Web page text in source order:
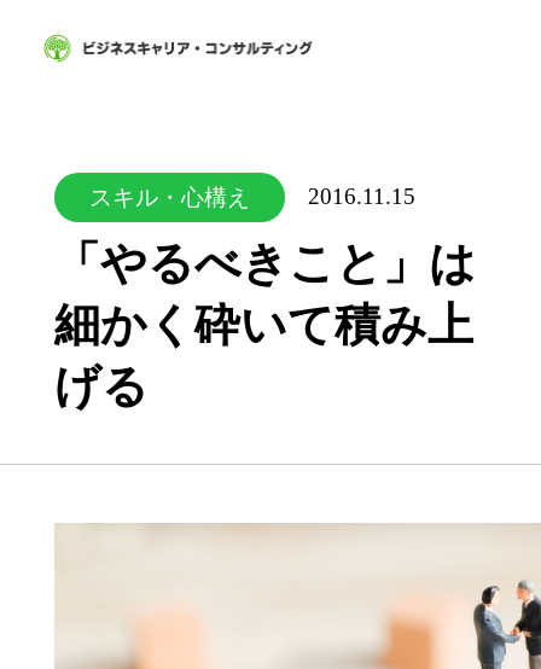
スキル・心構え 2016.11.15
「やるべきこと」は
細かく砕いて積み上
げる